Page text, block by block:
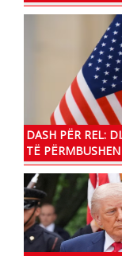
DASH PËR REL:
TË